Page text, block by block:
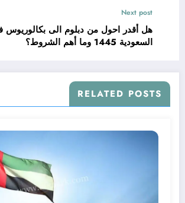
Next post
هل أقدر احول من دبلوم الى بكالوريوس
السعودية 1445 وما أهم الشروط؟
RELATED POSTS